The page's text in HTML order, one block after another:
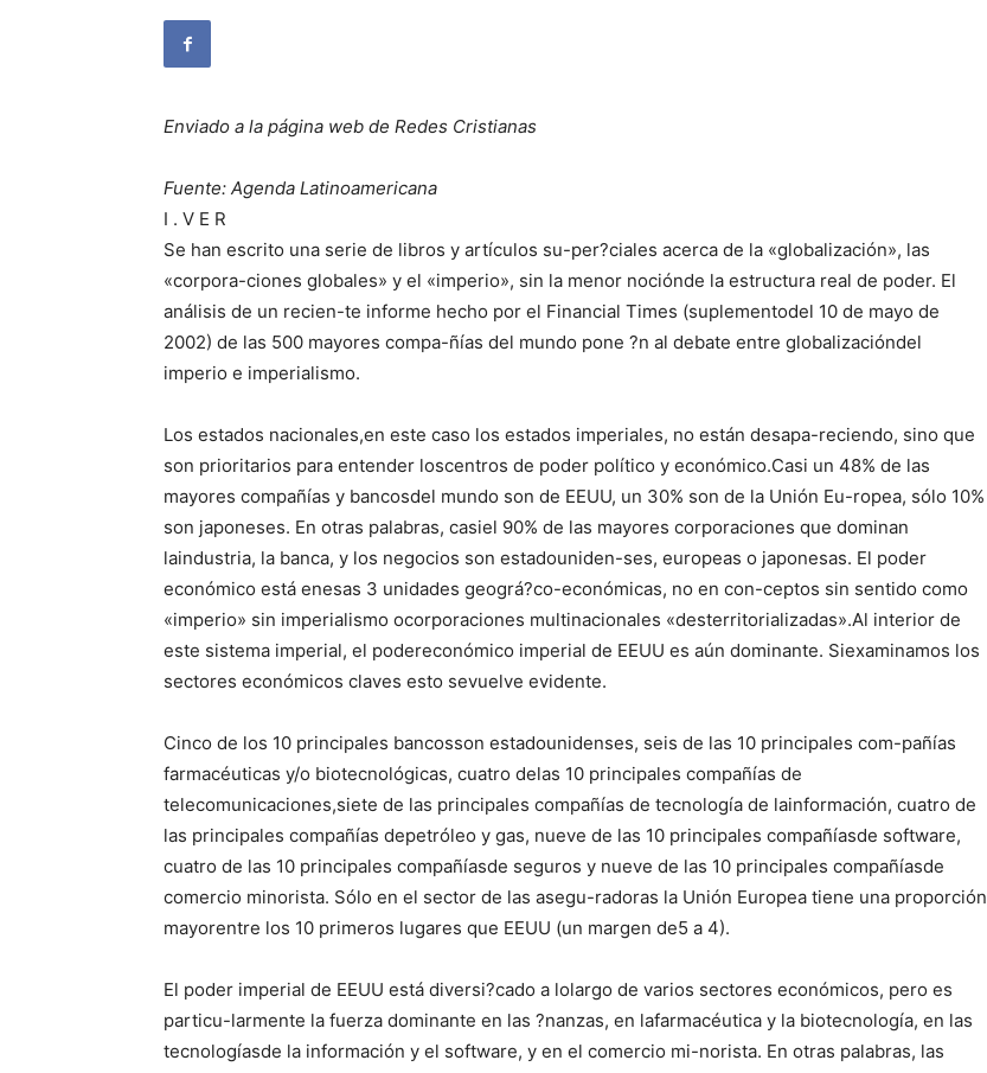
Enviado a la página web de Redes Cristianas
Fuente: Agenda Latinoamericana
I . V E R
Se han escrito una serie de libros y artículos su-per?ciales acerca de la «globalización», las
«corpora-ciones globales» y el «imperio», sin la menor nociónde la estructura real de poder. El
análisis de un recien-te informe hecho por el Financial Times (suplementodel 10 de mayo de
2002) de las 500 mayores compa-ñías del mundo pone ?n al debate entre globalizacióndel
imperio e imperialismo.
Los estados nacionales,en este caso los estados imperiales, no están desapa-reciendo, sino que
son prioritarios para entender loscentros de poder político y económico.Casi un 48% de las
mayores compañías y bancosdel mundo son de EEUU, un 30% son de la Unión Eu-ropea, sólo 10%
son japoneses. En otras palabras, casiel 90% de las mayores corporaciones que dominan
laindustria, la banca, y los negocios son estadouniden-ses, europeas o japonesas. El poder
económico está enesas 3 unidades geográ?co-económicas, no en con-ceptos sin sentido como
«imperio» sin imperialismo ocorporaciones multinacionales «desterritorializadas».Al interior de
este sistema imperial, el podereconómico imperial de EEUU es aún dominante. Siexaminamos los
sectores económicos claves esto sevuelve evidente.
Cinco de los 10 principales bancosson estadounidenses, seis de las 10 principales com-pañías
farmacéuticas y/o biotecnológicas, cuatro delas 10 principales compañías de
telecomunicaciones,siete de las principales compañías de tecnología de lainformación, cuatro de
las principales compañías depetróleo y gas, nueve de las 10 principales compañíasde software,
cuatro de las 10 principales compañíasde seguros y nueve de las 10 principales compañíasde
comercio minorista. Sólo en el sector de las asegu-radoras la Unión Europea tiene una proporción
mayorentre los 10 primeros lugares que EEUU (un margen de5 a 4).
El poder imperial de EEUU está diversi?cado a lolargo de varios sectores económicos, pero es
particu-larmente la fuerza dominante en las ?nanzas, en lafarmacéutica y la biotecnología, en las
tecnologíasde la información y el software, y en el comercio mi-norista. En otras palabras, las